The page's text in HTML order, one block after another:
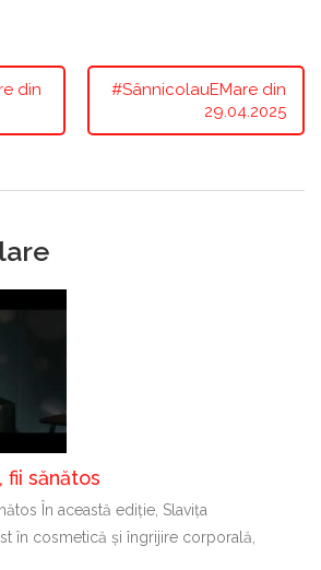
din
#SânnicolauEMare din
29.04.2025
sănătos
În această ediție, Slavița
în cosmetică și îngrijire corporală,